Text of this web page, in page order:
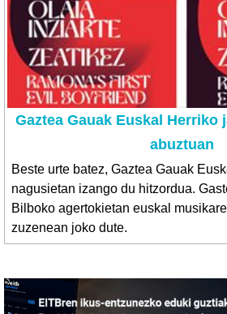
Gaztea Gauak Euskal
abuztuan
Beste urte batez, Gaztea Gauak
nagusietan izango du hitzordua.
Bilboko agertokietan euskal
zuzenean joko dute.